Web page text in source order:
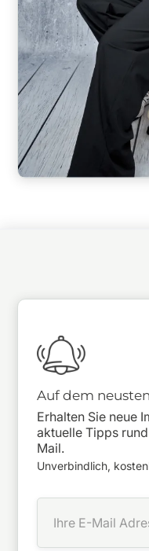
Auf dem
Erhalten Sie neue
aktuelle Tipps
Mail.
Unverbindlich,